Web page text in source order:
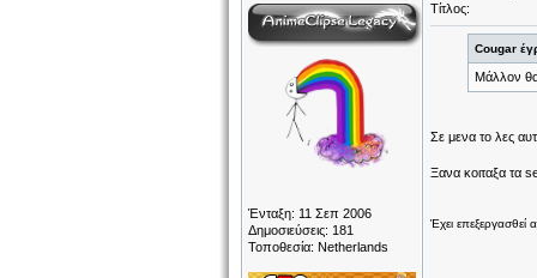
Ένταξη: 11 Σεπ 2006
Δημοσιεύσεις: 181
Τοποθεσία: Netherlands
Τίτλος:
Cougar
Μάλλον θα
Σε μενα το λες
Ξανα κοιταξα τα
Έχει